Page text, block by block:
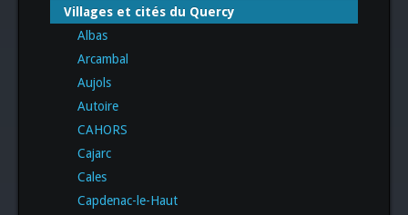
Villages et cités du Quercy
Albas
Arcambal
Aujols
Autoire
CAHORS
Cajarc
Cales
Capdenac-le-Haut